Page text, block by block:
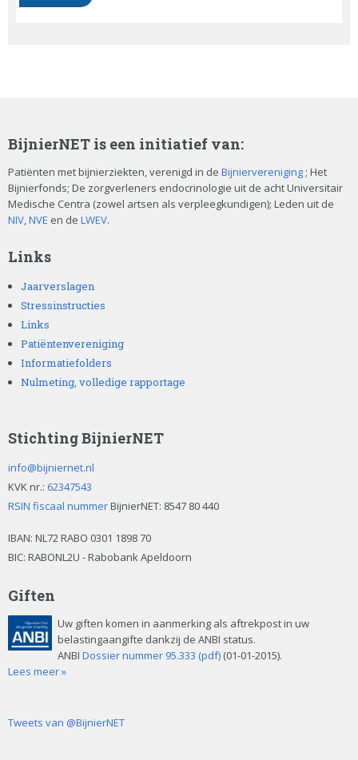
t
v
e
l
d
l
e
t
e
l
a
t
e
BijnierNET is een initiatief van:
Patiënten met bijnierziekten, verenigd in de Bijniervereniging ; Het
Bijnierfonds; De zorgverleners endocrinologie uit de acht Universitair
Medische Centra (zowel artsen als verpleegkundigen); Leden uit de
NIV,NVE en de LWEV.
Links
Jaarverslagen
Stressinstructies
Links
Patiëntenvereniging
Informatiefolders
Nulmeting, volledige rapportage
Stichting BijnierNET
info@bijniernet.nl
KVK nr.: 62347543
RSIN fiscaal nummerBijnierNET: 8547 80 440
IBAN: NL72 RABO 0301 1898 70
BIC: RABONL2U - Rabobank Apeldoorn
Giften
Uw giften komen in aanmerking als aftrekpost in uw
belastingaangifte dankzij de ANBI status.
ANBI Dossier nummer 95.333 (pdf) (01-01-2015).
Lees meer »
Tweets van @BijnierNET